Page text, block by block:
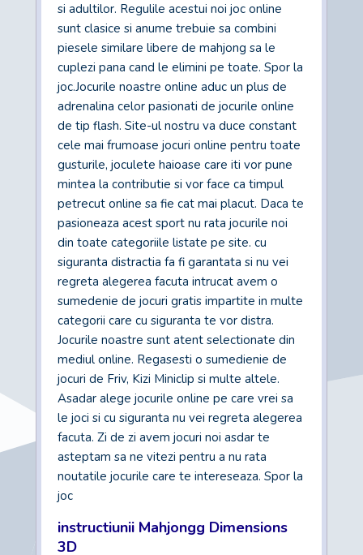
si adultilor. Regulile acestui noi joc online
sunt clasice si anume trebuie sa combini
piesele similare libere de mahjong sa le
cuplezi pana cand le elimini pe toate. Spor la
joc.Jocurile noastre online aduc un plus de
adrenalina celor pasionati de jocurile online
de tip flash. Site-ul nostru va duce constant
cele mai frumoase jocuri online pentru toate
gusturile, joculete haioase care iti vor pune
mintea la contributie si vor face ca timpul
petrecut online sa fie cat mai placut. Daca te
pasioneaza acest sport nu rata jocurile noi
din toate categoriile listate pe site. cu
siguranta distractia fa fi garantata si nu vei
regreta alegerea facuta intrucat avem o
sumedenie de jocuri gratis impartite in multe
categorii care cu siguranta te vor distra.
Jocurile noastre sunt atent selectionate din
mediul online. Regasesti o sumedienie de
jocuri de Friv, Kizi Miniclip si multe altele.
Asadar alege jocurile online pe care vrei sa
le joci si cu siguranta nu vei regreta alegerea
facuta. Zi de zi avem jocuri noi asdar te
asteptam sa ne vitezi pentru a nu rata
noutatile jocurile care te intereseaza. Spor la
joc
instructiunii Mahjongg Dimensions
3D